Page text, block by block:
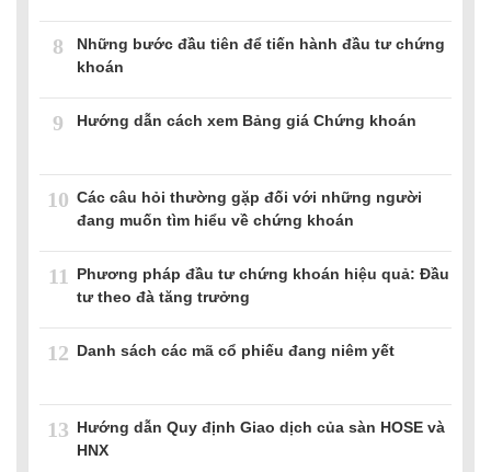
8
Những bước đầu tiên để tiến hành đầu tư chứng
khoán
9 Hướng dẫn cách xem Bảng giá Chứng khoán
10 Các câu hỏi thường gặp đối với những người
đang muốn tìm hiểu về chứng khoán
11
Phương pháp đầu tư chứng khoán hiệu quả: Đầu
tư theo đà tăng trưởng
12 Danh sách các mã cổ phiếu đang niêm yết
13 Hướng dẫn Quy định Giao dịch của sàn HOSE và
HNX